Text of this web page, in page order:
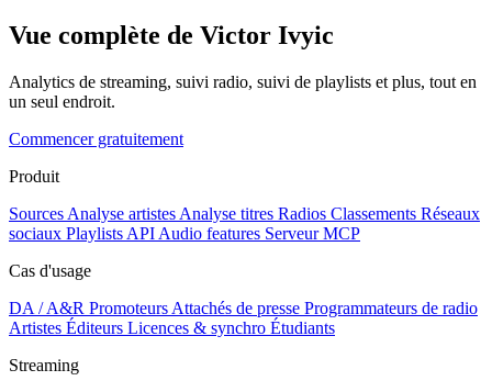
Vue complète de Victor Ivyic
Analytics de streaming, suivi radio, suivi de playlists et plus, tout en
un seul endroit.
Commencer gratuitement
Produit
Sources Analyse artistes Analyse titres Radios Classements Réseaux
sociaux Playlists API Audio features Serveur MCP
Cas d'usage
DA / A&R Promoteurs Attachés de presse Programmateurs de radio
Artistes Éditeurs Licences & synchro Étudiants
Streaming